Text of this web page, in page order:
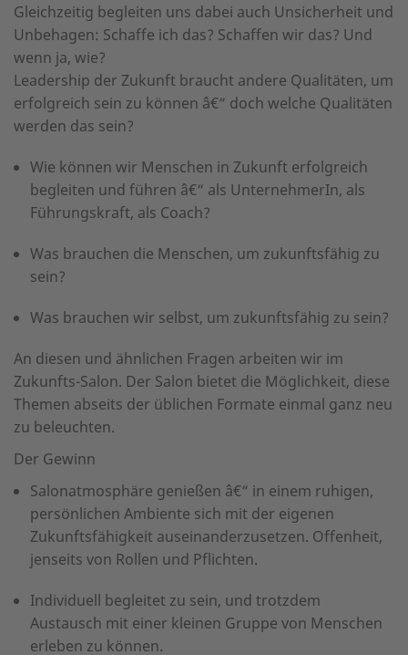
Gleichzeitig begleiten uns dabei auch Unsicherheit und
Unbehagen: Schaffe ich das? Schaffen wir das? Und
wenn ja, wie?
Leadership der Zukunft braucht andere Qualitäten, um
erfolgreich sein zu können â€“ doch welche Qualitäten
werden das sein?
Wie können wir Menschen in Zukunft erfolgreich
begleiten und führen â€“ als UnternehmerIn, als
Führungskraft, als Coach?
Was brauchen die Menschen, um zukunftsfähig zu
sein?
Was brauchen wir selbst, um zukunftsfähig zu sein?
An diesen und ähnlichen Fragen arbeiten wir im
Zukunfts-Salon. Der Salon bietet die Möglichkeit, diese
Themen abseits der üblichen Formate einmal ganz neu
zu beleuchten.
Der Gewinn
Salonatmosphäre genießen â€“ in einem ruhigen,
persönlichen Ambiente sich mit der eigenen
Zukunftsfähigkeit auseinanderzusetzen. Offenheit,
jenseits von Rollen und Pflichten.
Individuell begleitet zu sein, und trotzdem
Austausch mit einer kleinen Gruppe von Menschen
erleben zu können.